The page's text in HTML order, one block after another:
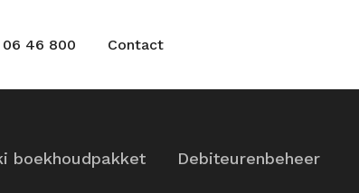
46 800 Contact
boekhoudpakket
Debiteurenbeheer